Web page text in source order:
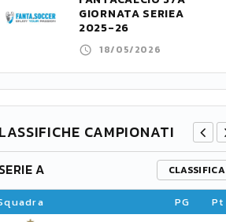
GIORNATA SERIEA
2025-26
18/05/2026
CAMPIONATI
SERIE A CLASSIFICA
PG Pt